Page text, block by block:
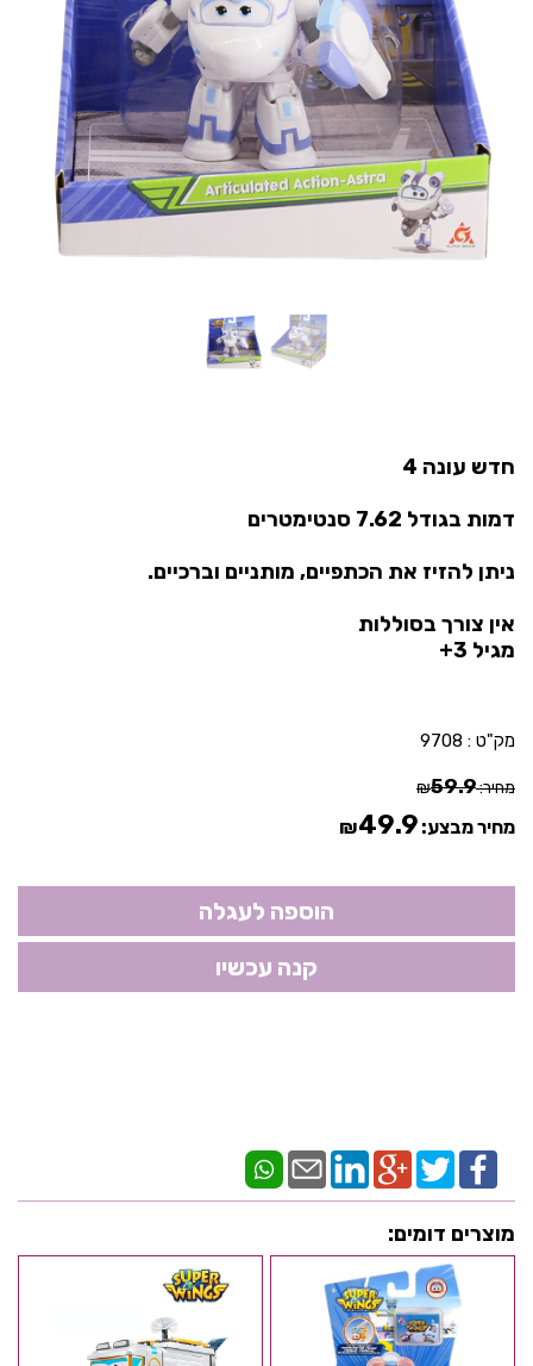
חדש עונה 4
דמות בגודל 7.62 סנטימטרים
ניתן להזיז את הכתפיים, מותניים וברכיים.
אין צורך בסוללות
מגיל 3+
מק"ט : 9708
מחיר: ₪59.9
מחיר מבצע: ₪49.9
מוצרים דומים: